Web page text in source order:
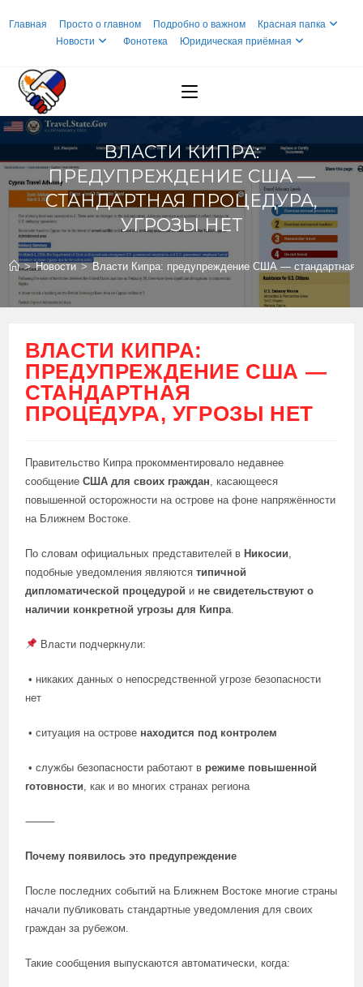
Главная Просто о главном Подробно о важном
Красная папка
Новости
Фонотека Юридическая приёмная
ВЛАСТИ КИПРА:
ПРЕДУПРЕЖДЕНИЕ США —
СТАНДАРТНАЯ ПРОЦЕДУРА,
УГРОЗЫ НЕТ
> Новости > Власти Кипра: предупреждение США — стандартная
ВЛАСТИ КИПРА:
ПРЕДУПРЕЖДЕНИЕ США —
СТАНДАРТНАЯ
ПРОЦЕДУРА, УГРОЗЫ НЕТ
Правительство Кипра прокомментировало недавнее
сообщениеСША для своих граждан, касающееся
повышенной осторожности на острове на фоне напряжённости
на Ближнем Востоке.
По словам официальных представителей в Никосии,
подобные уведомления являютсятипичной
дипломатической процедурой и не свидетельствуют о
наличии конкретной угрозы для Кипра.
Власти подчеркнули:
• никаких данных о непосредственной угрозе безопасности
нет
• ситуация на острове находится под контролем
• службы безопасности работают в режиме повышенной
готовности, как и во многих странах региона
⸻
Почему появилось это предупреждение
После последних событий на Ближнем Востоке многие страны
начали публиковать стандартные уведомления для своих
граждан за рубежом.
Такие сообщения выпускаются автоматически, когда: